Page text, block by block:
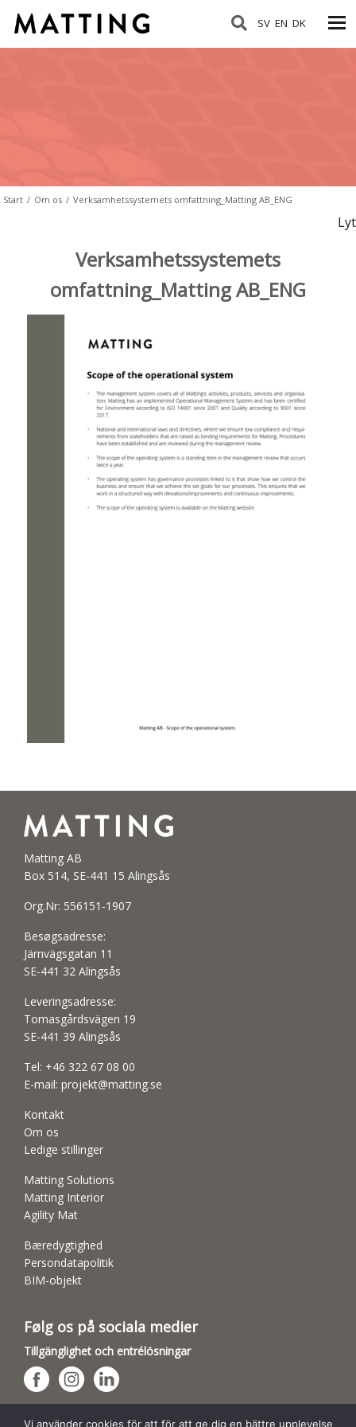
SV EN DK
Start / Om os / Verksamhetssystemets omfattning_Matting AB_ENG
Lyt
Verksamhetssystemets
omfattning_Matting AB_ENG
Matting AB
Box 514, SE-441 15 Alingsås
Org.Nr: 556151-1907
Besøgsadresse:
Järnvägsgatan 11
SE-441 32 Alingsås
Leveringsadresse:
Tomasgårdsvägen 19
SE-441 39 Alingsås
Tel: +46 322 67 08 00
E-mail: projekt@matting.se
Kontakt
Om os
Ledige stillinger
Matting Solutions
Matting Interior
Agility Mat
Bæredygtighed
Persondatapolitik
BIM-objekt
Følg os på sociala medier
Tillgänglighet och entrélösningar
Hundsporthallar
Vi använder cookies för att för att ge dig en bättre upplevelse